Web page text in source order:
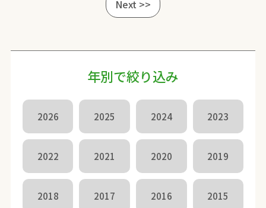
Next >>
年別で絞り込み
2026 2025 2024 2023
2022 2021 2020 2019
2018 2017 2016 2015